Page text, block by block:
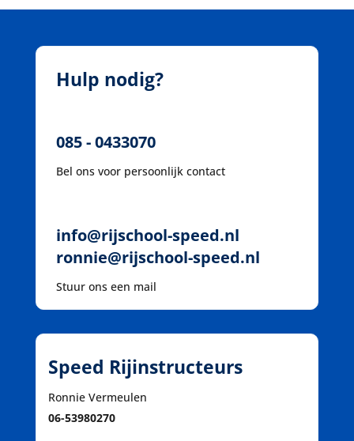
Hulp nodig?
085 - 0433070
Bel ons voor persoonlijk contact
info@rijschool-speed.nl
ronnie@rijschool-speed.nl
Stuur ons een mail
Speed Rijinstructeurs
Ronnie Vermeulen
06-53980270